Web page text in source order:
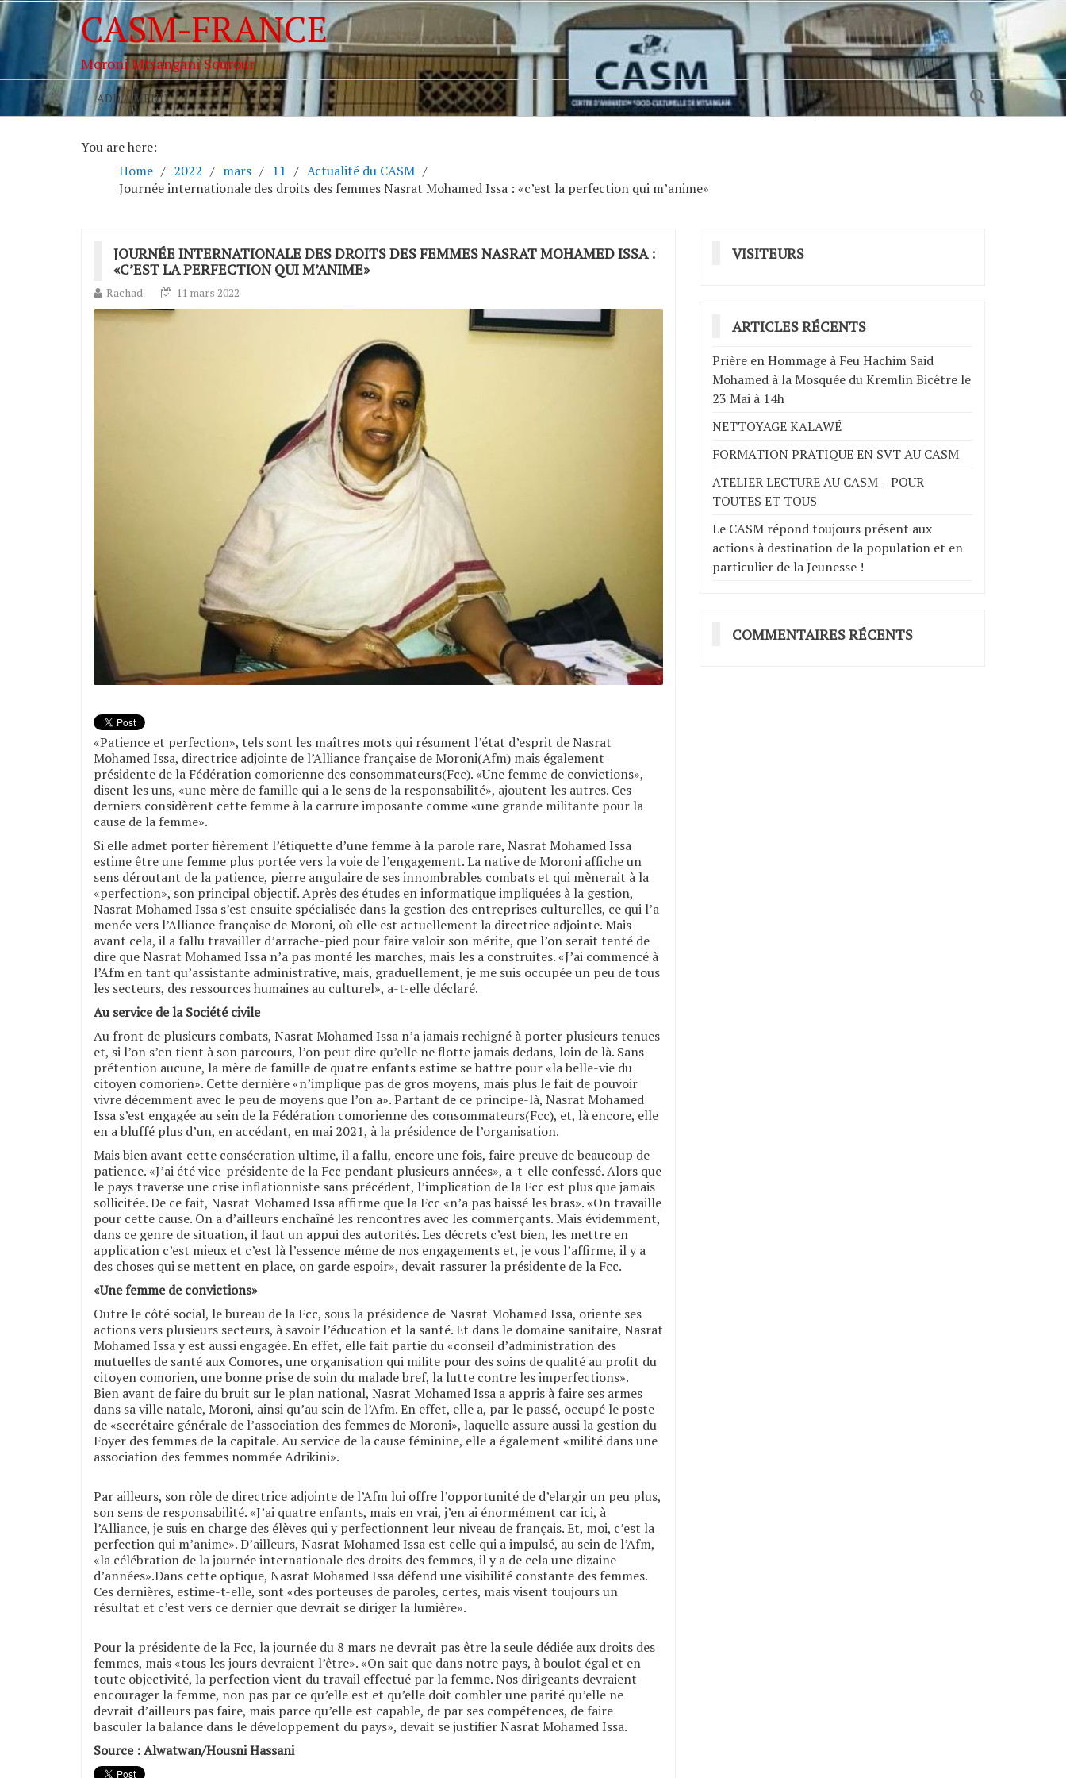
CASM-FRANCE
Moroni Mtsangani Sourour
ADD A MENU
You are here:
Home
2022 mars 11
Actualité du CASM
Journée internationale des droits des femmes Nasrat Mohamed Issa : «c’est la perfection qui m’anime»
JOURNÉE INTERNATIONALE DES DROITS DES FEMMES NASRAT MOHAMED ISSA :
«C’EST LA PERFECTION QUI M’ANIME»
Rachad 11 mars 2022
«Patience et perfection», tels sont les maîtres mots qui résument l’état d’esprit de Nasrat
Mohamed Issa, directrice adjointe de l’Alliance française de Moroni(Afm) mais également
présidente de la Fédération comorienne des consommateurs(Fcc). «Une femme de convictions»,
disent les uns, «une mère de famille qui a le sens de la responsabilité», ajoutent les autres. Ces
derniers considèrent cette femme à la carrure imposante comme «une grande militante pour la
cause de la femme».
Si elle admet porter fièrement l’étiquette d’une femme à la parole rare, Nasrat Mohamed Issa
estime être une femme plus portée vers la voie de l’engagement. La native de Moroni affiche un
sens déroutant de la patience, pierre angulaire de ses innombrables combats et qui mènerait à la
«perfection», son principal objectif. Après des études en informatique impliquées à la gestion,
Nasrat Mohamed Issa s’est ensuite spécialisée dans la gestion des entreprises culturelles, ce qui l’a
menée vers l’Alliance française de Moroni, où elle est actuellement la directrice adjointe. Mais
avant cela, il a fallu travailler d’arrache-pied pour faire valoir son mérite, que l’on serait tenté de
dire que Nasrat Mohamed Issa n’a pas monté les marches, mais les a construites. «J’ai commencé à
l’Afm en tant qu’assistante administrative, mais, graduellement, je me suis occupée un peu de tous
les secteurs, des ressources humaines au culturel», a-t-elle déclaré.
Au service de la Société civile
Au front de plusieurs combats, Nasrat Mohamed Issa n’a jamais rechigné à porter plusieurs tenues
et, si l’on s’en tient à son parcours, l’on peut dire qu’elle ne flotte jamais dedans, loin de là. Sans
prétention aucune, la mère de famille de quatre enfants estime se battre pour «la belle-vie du
citoyen comorien». Cette dernière «n’implique pas de gros moyens, mais plus le fait de pouvoir
vivre décemment avec le peu de moyens que l’on a». Partant de ce principe-là, Nasrat Mohamed
Issa s’est engagée au sein de la Fédération comorienne des consommateurs(Fcc), et, là encore, elle
en a bluffé plus d’un, en accédant, en mai 2021, à la présidence de l’organisation.
Mais bien avant cette consécration ultime, il a fallu, encore une fois, faire preuve de beaucoup de
patience. «J’ai été vice-présidente de la Fcc pendant plusieurs années», a-t-elle confessé. Alors que
le pays traverse une crise inflationniste sans précédent, l’implication de la Fcc est plus que jamais
sollicitée. De ce fait, Nasrat Mohamed Issa affirme que la Fcc «n’a pas baissé les bras». «On travaille
pour cette cause. On a d’ailleurs enchaîné les rencontres avec les commerçants. Mais évidemment,
dans ce genre de situation, il faut un appui des autorités. Les décrets c’est bien, les mettre en
application c’est mieux et c’est là l’essence même de nos engagements et, je vous l’affirme, il y a
des choses qui se mettent en place, on garde espoir», devait rassurer la présidente de la Fcc.
«Une femme de convictions»
Outre le côté social, le bureau de la Fcc, sous la présidence de Nasrat Mohamed Issa, oriente ses
actions vers plusieurs secteurs, à savoir l’éducation et la santé. Et dans le domaine sanitaire, Nasrat
Mohamed Issa y est aussi engagée. En effet, elle fait partie du «conseil d’administration des
mutuelles de santé aux Comores, une organisation qui milite pour des soins de qualité au profit du
citoyen comorien, une bonne prise de soin du malade bref, la lutte contre les imperfections».
Bien avant de faire du bruit sur le plan national, Nasrat Mohamed Issa a appris à faire ses armes
dans sa ville natale, Moroni, ainsi qu’au sein de l’Afm. En effet, elle a, par le passé, occupé le poste
de «secrétaire générale de l’association des femmes de Moroni», laquelle assure aussi la gestion du
Foyer des femmes de la capitale. Au service de la cause féminine, elle a également «milité dans une
association des femmes nommée Adrikini».
Par ailleurs, son rôle de directrice adjointe de l’Afm lui offre l’opportunité de d’elargir un peu plus,
son sens de responsabilité. «J’ai quatre enfants, mais en vrai, j’en ai énormément car ici, à
l’Alliance, je suis en charge des élèves qui y perfectionnent leur niveau de français. Et, moi, c’est la
perfection qui m’anime». D’ailleurs, Nasrat Mohamed Issa est celle qui a impulsé, au sein de l’Afm,
«la célébration de la journée internationale des droits des femmes, il y a de cela une dizaine
d’années».Dans cette optique, Nasrat Mohamed Issa défend une visibilité constante des femmes.
Ces dernières, estime-t-elle, sont «des porteuses de paroles, certes, mais visent toujours un
résultat et c’est vers ce dernier que devrait se diriger la lumière».
Pour la présidente de la Fcc, la journée du 8 mars ne devrait pas être la seule dédiée aux droits des
femmes, mais «tous les jours devraient l’être». «On sait que dans notre pays, à boulot égal et en
toute objectivité, la perfection vient du travail effectué par la femme. Nos dirigeants devraient
encourager la femme, non pas par ce qu’elle est et qu’elle doit combler une parité qu’elle ne
devrait d’ailleurs pas faire, mais parce qu’elle est capable, de par ses compétences, de faire
basculer la balance dans le développement du pays», devait se justifier Nasrat Mohamed Issa.
Source : Alwatwan/Housni Hassani
VISITEURS
ARTICLES RÉCENTS
Prière en Hommage à Feu Hachim Said
Mohamed à la Mosquée du Kremlin Bicêtre le
23 Mai à 14h
NETTOYAGE KALAWÉ
FORMATION PRATIQUE EN SVT AU CASM
ATELIER LECTURE AU CASM – POUR
TOUTES ET TOUS
Le CASM répond toujours présent aux
actions à destination de la population et en
particulier de la Jeunesse !
COMMENTAIRES RÉCENTS